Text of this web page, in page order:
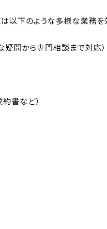
以下のような多様な業務を
疑問から専門相談まで対応）
書など）